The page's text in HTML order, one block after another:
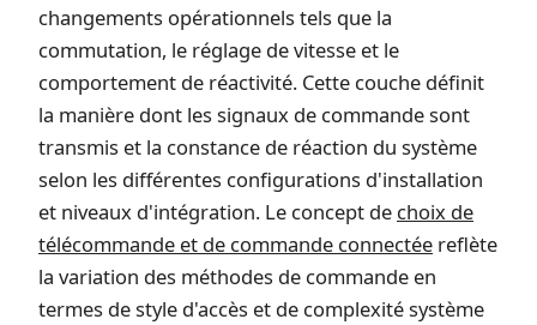
changements opérationnels tels que la
commutation, le réglage de vitesse et le
comportement de réactivité. Cette couche définit
la manière dont les signaux de commande sont
transmis et la constance de réaction du système
selon les différentes configurations d'installation
et niveaux d'intégration. Le concept de choix de
télécommande et de commande connectée reflète
la variation des méthodes de commande en
termes de style d'accès et de complexité système